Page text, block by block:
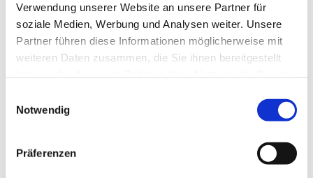
Verwendung unserer Website an unsere Partner für
soziale Medien, Werbung und Analysen weiter. Unsere
Partner führen diese Informationen möglicherweise mit
weiteren Daten zusammen, die Sie ihnen bereitgestellt
Notwendig
Präferenzen
Dies könnte Sie auch